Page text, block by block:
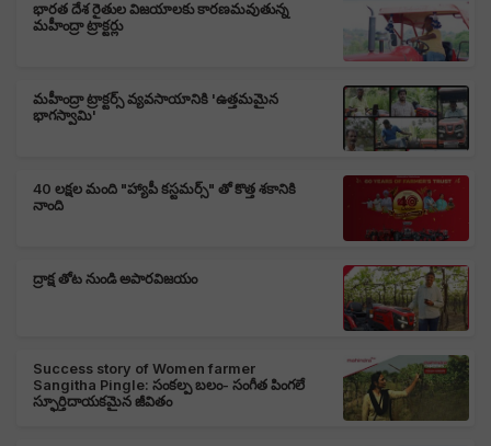
భారత దేశ రైతుల విజయాలకు కారణమవుతున్న
మహీంద్రా ట్రాక్టర్లు
మహీంద్రా ట్రాక్టర్స్ వ్యవసాయానికి 'ఉత్తమమైన
భాగస్వామి'
40 లక్షల మంది "హ్యాపీ కస్టమర్స్" తో కొత్త శకానికి
నాంది
ద్రాక్ష తోట నుండి అపారవిజయం
Success story of Women farmer
Sangitha Pingle: సంకల్ప బలం- సంగీత పింగలే
స్ఫూర్తిదాయకమైన జీవితం